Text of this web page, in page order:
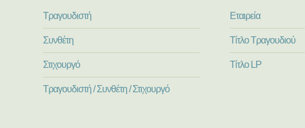
Τραγουδιστή
Συνθέτη
Στιχουργό
Τραγουδιστή / Συνθέτη / Στιχουργό
Εταιρεία
Τίτλο Τραγουδιού
Τίτλο LP